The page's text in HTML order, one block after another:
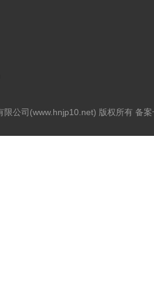
公司(www.hnjp10.net) 版权所有 备案